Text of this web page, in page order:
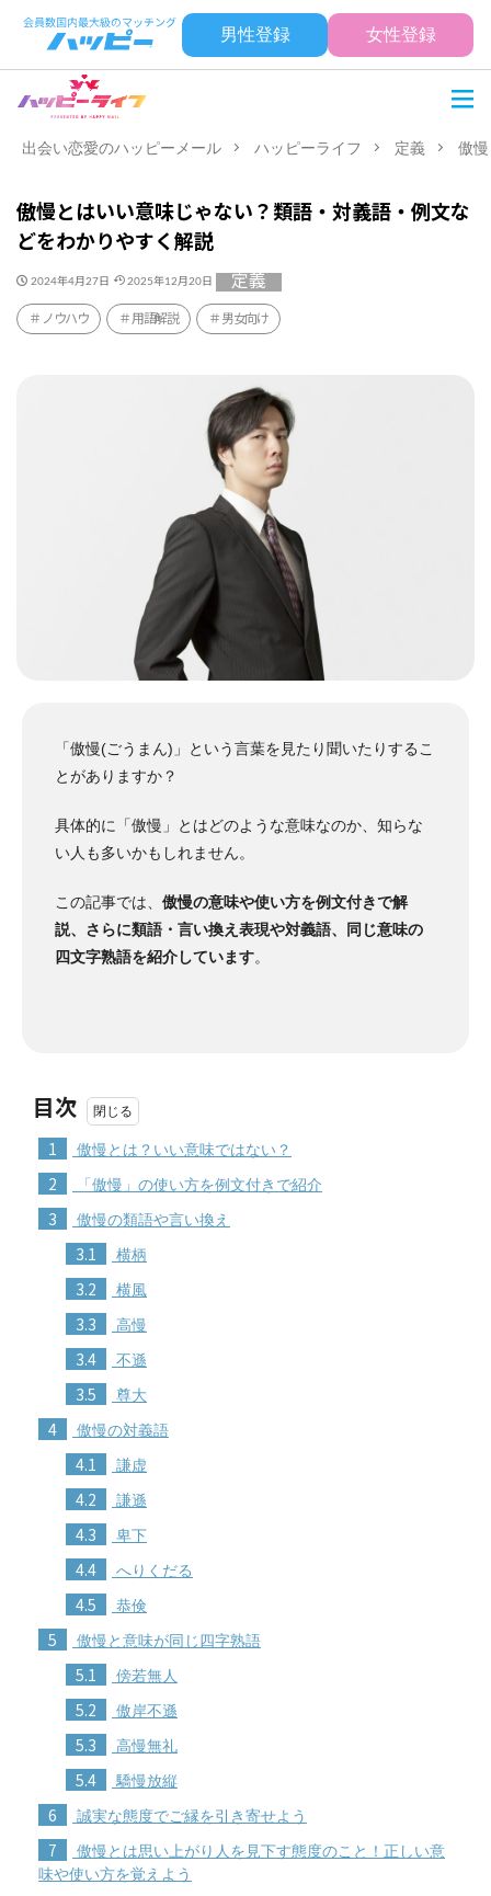
男性登録 女性登録
出会い恋愛のハッピーメール ハッピーライフ 定義 傲
傲慢とはいい意味じゃない？類語・対義語・例文な
どをわかりやすく解説
2024年4月27日 2025年12月20日 定義
ノウハウ 用語解説 男女向け
「傲慢(ごうまん)」という言葉を見たり聞いたりするこ
とがありますか？
具体的に「傲慢」とはどのような意味なのか、知らな
い人も多いかもしれません。
この記事では、 傲慢の意味や使い方を例文付きで解
説、さらに類語・言い換え表現や対義語、同じ意味の
四文字熟語を紹介しています。
目次
1 傲慢とは？いい意味ではない？
2 「傲慢」の使い方を例文付きで紹介
3 傲慢の類語や言い換え
3.1 横柄
3.2 横風
3.3 高慢
3.4 不遜
3.5 尊大
4 傲慢の対義語
4.1 謙虚
4.2 謙遜
4.3 卑下
4.4 へりくだる
4.5 恭倹
5 傲慢と意味が同じ四字熟語
5.1 傍若無人
5.2 傲岸不遜
5.3 高慢無礼
5.4 驕慢放縦
6 誠実な態度でご縁を引き寄せよう
7
傲慢とは思い上がり人を見下す態度のこと！正しい意
味や使い方を覚えよう